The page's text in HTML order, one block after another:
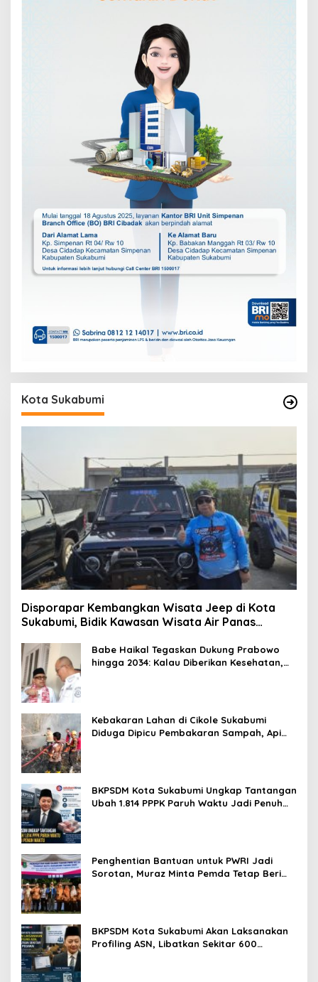
Kota Sukabumi
Disporapar Kembangkan Wisata Jeep di Kota
Sukabumi, Bidik Kawasan Wisata Air Panas
Babe Haikal Tegaskan Dukung Prabowo
hingga 2034: Kalau Diberikan Kesehatan,
Kebakaran Lahan di Cikole Sukabumi
Diduga Dipicu Pembakaran Sampah, Api
BKPSDM Kota Sukabumi Ungkap Tantangan
Ubah 1.814 PPPK Paruh Waktu Jadi Penuh
Penghentian Bantuan untuk PWRI Jadi
Sorotan, Muraz Minta Pemda Tetap Beri
BKPSDM Kota Sukabumi Akan Laksanakan
Profiling ASN, Libatkan Sekitar 600